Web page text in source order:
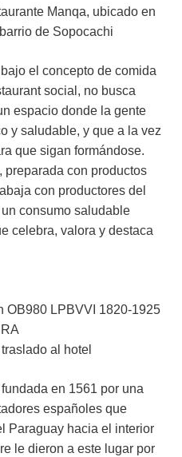
Manqa, ubicado en
de Sopocachi
el concepto de comida
social, no busca
espacio donde la gente
y saludable, y que a la vez
que sigan formándose.
preparada con productos
con productores del
consumo saludable
celebra, valora y destaca
OB980 LPBVVI 1820-1925
al hotel
en 1561 por una
españoles que
Paraguay hacia el interior
le dieron a este lugar por